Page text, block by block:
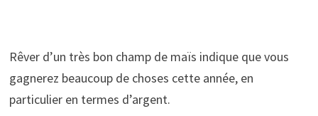
Rêver d’un très bon champ de maïs indique que vous
gagnerez beaucoup de choses cette année, en
particulier en termes d’argent.